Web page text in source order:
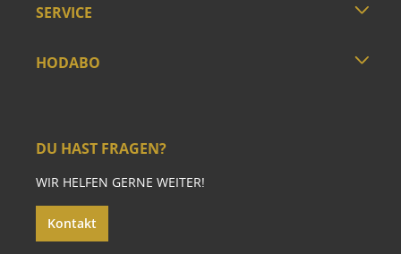
SERVICE
HODABO
DU HAST FRAGEN?
WIR HELFEN GERNE WEITER!
Kontakt